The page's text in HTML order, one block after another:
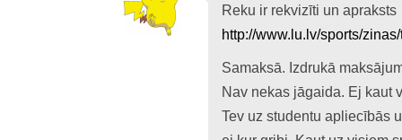
Reku ir rekvizīti un apraksts
http://www.lu.lv/sports/
Samaksā. Izdrukā
Nav nekas jāgaida. Ej kaut
Tev uz studentu apliecībās